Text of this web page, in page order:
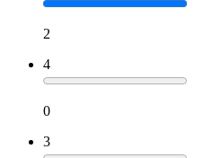
2
4
0
3